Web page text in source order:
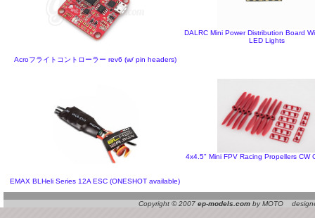
Acroフライトコントローラー rev6 (w/ pin headers)
DALRC Mini Power Distribution Board
LED Lights
EMAX BLHeli Series 12A ESC (ONESHOT available)
4x4.5" Mini FPV Racing Propellers CW
Copyright © 2007 ep-models.com by MOTO